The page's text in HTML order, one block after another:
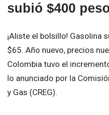
subió $400
¡Aliste el bolsillo! Gasolina
$65. Año nuevo, precios
Colombia tuvo el
lo anunciado por la
y Gas (CREG).